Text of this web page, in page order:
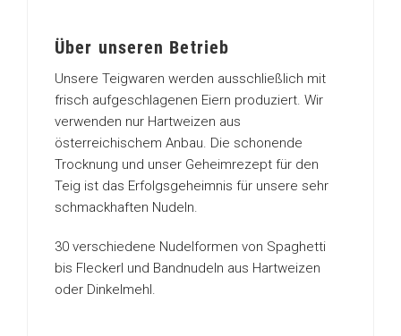
Über unseren Betrieb
Unsere Teigwaren werden ausschließlich mit
frisch aufgeschlagenen Eiern produziert. Wir
verwenden nur Hartweizen aus
österreichischem Anbau. Die schonende
Trocknung und unser Geheimrezept für den
Teig ist das Erfolgsgeheimnis für unsere sehr
schmackhaften Nudeln.
30 verschiedene Nudelformen von Spaghetti
bis Fleckerl und Bandnudeln aus Hartweizen
oder Dinkelmehl.